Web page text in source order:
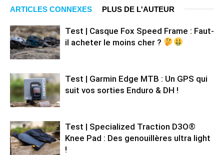
ARTICLES CONNEXES PLUS DE L'AUTEUR
Test | Casque Fox Speed Frame : Faut-
il acheter le moins cher ?
Test | Garmin Edge MTB : Un GPS qui
suit vos sorties Enduro & DH !
Test | Specialized Traction D3O®
Knee Pad : Des genouillères ultra light
!